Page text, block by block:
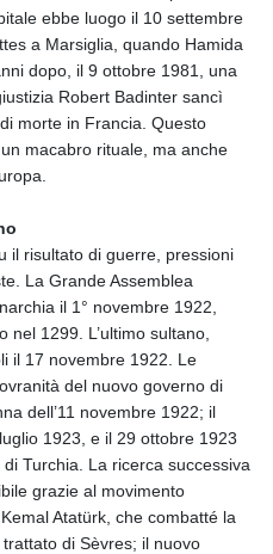
ebbe luogo il 10 settembre
a Marsiglia, quando Hamida
dopo, il 9 ottobre 1981, una
Robert Badinter sancì
morte in Francia. Questo
macabro rituale, ma anche
il risultato di guerre, pressioni
La Grande Assemblea
il 1° novembre 1922,
1299. L’ultimo sultano,
il 17 novembre 1922. Le
del nuovo governo di
dell’11 novembre 1922; il
1923, e il 29 ottobre 1923
Turchia. La ricerca successiva
grazie al movimento
Atatürk, che combatté la
di Sèvres; il nuovo